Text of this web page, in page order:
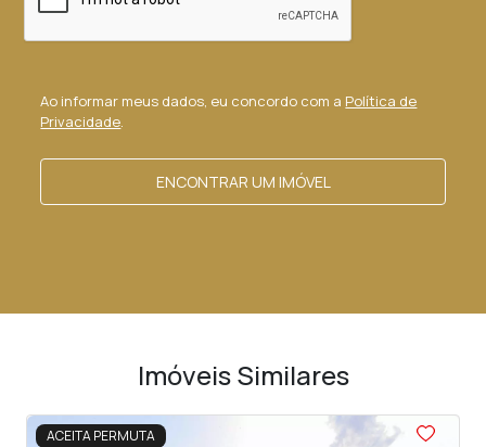
Ao informar meus dados, eu concordo com a Política de
Privacidade.
ENCONTRAR UM IMÓVEL
Imóveis Similares
ACEITA PERMUTA
<<<<